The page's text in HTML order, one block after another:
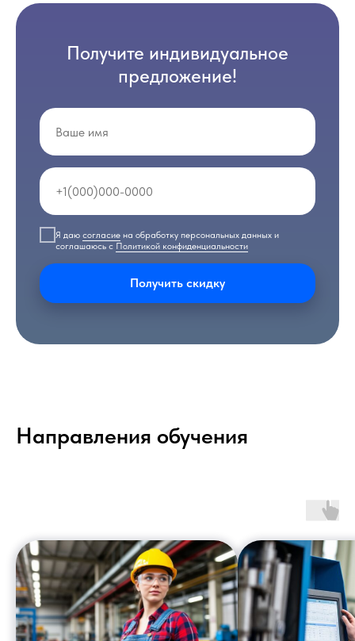
Получите индивидуальное
предложение!
Я даю согласие на обработку персональных данных и
соглашаюсь с Политикой конфиденциальности
Получить скидку
Направления обучения